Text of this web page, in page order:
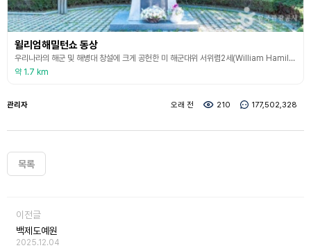
윌리엄해밀턴쇼 동상
우리나라의 해군 및 해병대 창설에 크게 공헌한 미 해군대위 서위렴2세(William Hamilton Shaw)의 숭고한 한국사랑과 거룩한 희생을 추모하기 위하여 건립하였다. 서위렴2세는 6.25 전쟁 발발시 미국 하버드대학교에서 박사과정을 공부하는 학생신분이었음에도 불구하고, 자신이 태어나고 자란 제2의 조국인 대한민국의 자유와 평화를 지키기 위해 미 해군으로 자원입대하여 서울 수복 작전 중 1950년 9월 22일 은평구 녹번리 전투에서 29세의 꽃다운
약 1.7 km
관리자 오래 전 210 177,502,328
목록
이전글
백제도예원
2025.12.04